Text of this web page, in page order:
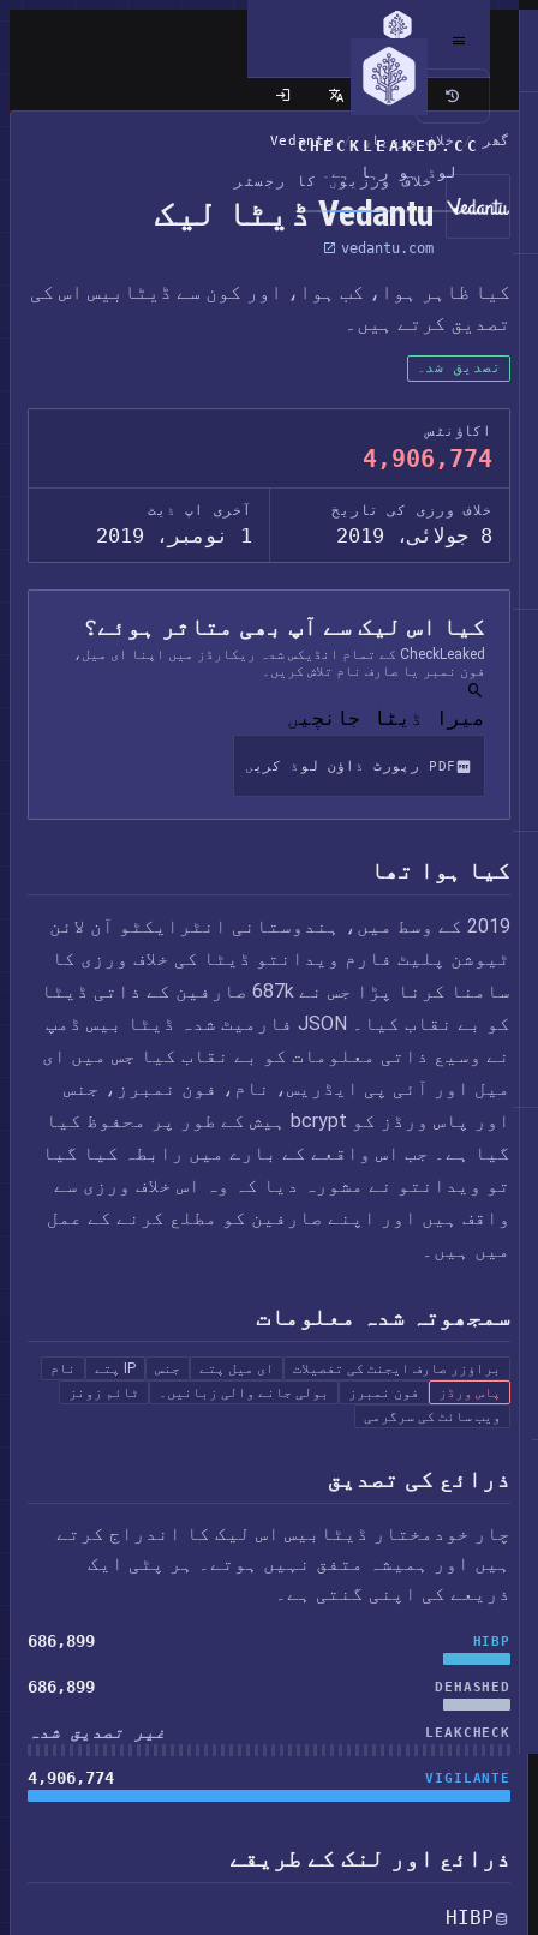
CHECKLEAKED.CC
لوڈ ہو رہا ہے۔
کلاسک سائٹ
گھر / خلاف ورزیاں /
Vedantu
خلاف ورزیوں کا رجسٹر
Vedantu ڈیٹا لیک
vedantu.com
کیا ظاہر ہوا، کب ہوا، اور کون سے ڈیٹابیس اس کی
تصدیق کرتے ہیں۔
تصدیق شدہ
اکاؤنٹس
4,906,774
خلاف ورزی کی تاریخ آخری اپ ڈیٹ
کیا اس لیک سے آپ بھی متاثر ہوئے؟
CheckLeaked کے تمام انڈیکس شدہ ریکارڈز میں اپنا ای میل،
فون نمبر یا صارف نام تلاش کریں۔
میرا ڈیٹا جانچیں
PDF رپورٹ ڈاؤن لوڈ کریں
کیا ہوا تھا
2019 کے وسط میں، ہندوستانی انٹرایکٹو آن لائن
ٹیوشن پلیٹ فارم ویدانتو ڈیٹا کی خلاف ورزی کا
سامنا کرنا پڑا جس نے 687k صارفین کے ذاتی ڈیٹا
کو بے نقاب کیا۔ JSON فارمیٹ شدہ ڈیٹا بیس ڈمپ
نے وسیع ذاتی معلومات کو بے نقاب کیا جس میں ای
میل اور آئی پی ایڈریس، نام، فون نمبرز، جنس
اور پاس ورڈز کو bcrypt ہیش کے طور پر محفوظ کیا
گیا ہے۔ جب اس واقعے کے بارے میں رابطہ کیا گیا
تو ویدانتو نے مشورہ دیا کہ وہ اس خلاف ورزی سے
واقف ہیں اور اپنے صارفین کو مطلع کرنے کے عمل
میں ہیں۔
سمجھوتہ شدہ معلومات
براؤزر صارف ایجنٹ کی تفصیلات ای میل پتے جنس
نام
پاس ورڈز
فون نمبرز بولی جانے والی زبانیں۔
ٹائم زونز
ویب سائٹ کی سرگرمی
ذرائع کی تصدیق
چار خودمختار ڈیٹابیس اس لیک کا اندراج کرتے
ہیں اور ہمیشہ متفق نہیں ہوتے۔ ہر پٹی ایک
ذریعے کی اپنی گنتی ہے۔
HIBP
686,899
DEHASHED
686,899
LEAKCHECK غیر تصدیق شدہ
VIGILANTE
4,906,774
ذرائع اور لنک کے طریقے
HIBP